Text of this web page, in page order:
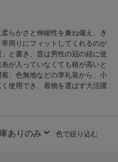
らかさと伸縮性を兼ね備え、き
周りにフィットしてくれるのが
と書き、昔は男性の冠の紐に使
が入っていなくても格が高いと
、色無地などの準礼装から、小
使用でき、着物を選ばず大活躍
色で絞り込む